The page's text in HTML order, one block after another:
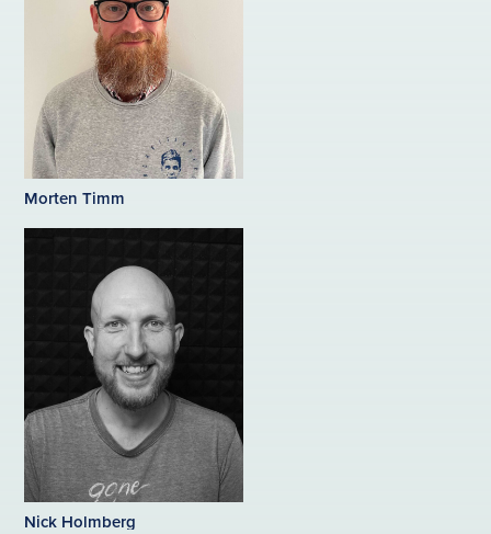
Morten Timm
Nick Holmberg